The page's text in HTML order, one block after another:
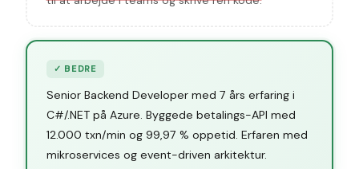
✓ BEDRE
Senior Backend Developer med 7 års erfaring i
C#/.NET på Azure. Byggede betalings-API med
12.000 txn/min og 99,97 % oppetid. Erfaren med
mikroservices og event-driven arkitektur.